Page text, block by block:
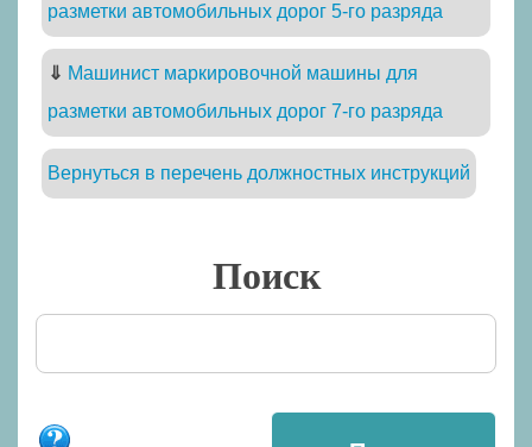
разметки автомобильных дорог 5-го разряда
⇓ Машинист маркировочной машины для
разметки автомобильных дорог 7-го разряда
Вернуться в перечень должностных инструкций
Поиск